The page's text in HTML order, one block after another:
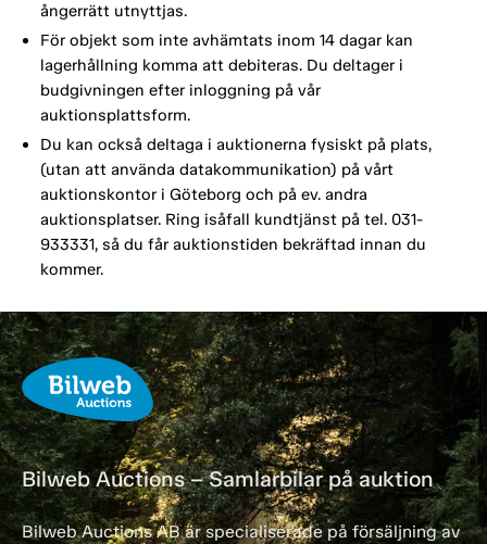
ångerrätt utnyttjas.
För objekt som inte avhämtats inom 14 dagar kan
lagerhållning komma att debiteras. Du deltager i
budgivningen efter inloggning på vår
auktionsplattsform.
Du kan också deltaga i auktionerna fysiskt på plats,
(utan att använda datakommunikation) på vårt
auktionskontor i Göteborg och på ev. andra
auktionsplatser. Ring isåfall kundtjänst på tel. 031-
933331, så du får auktionstiden bekräftad innan du
kommer.
Bilweb Auctions – Samlarbilar på auktion
Bilweb Auctions AB är specialiserade på försäljning av